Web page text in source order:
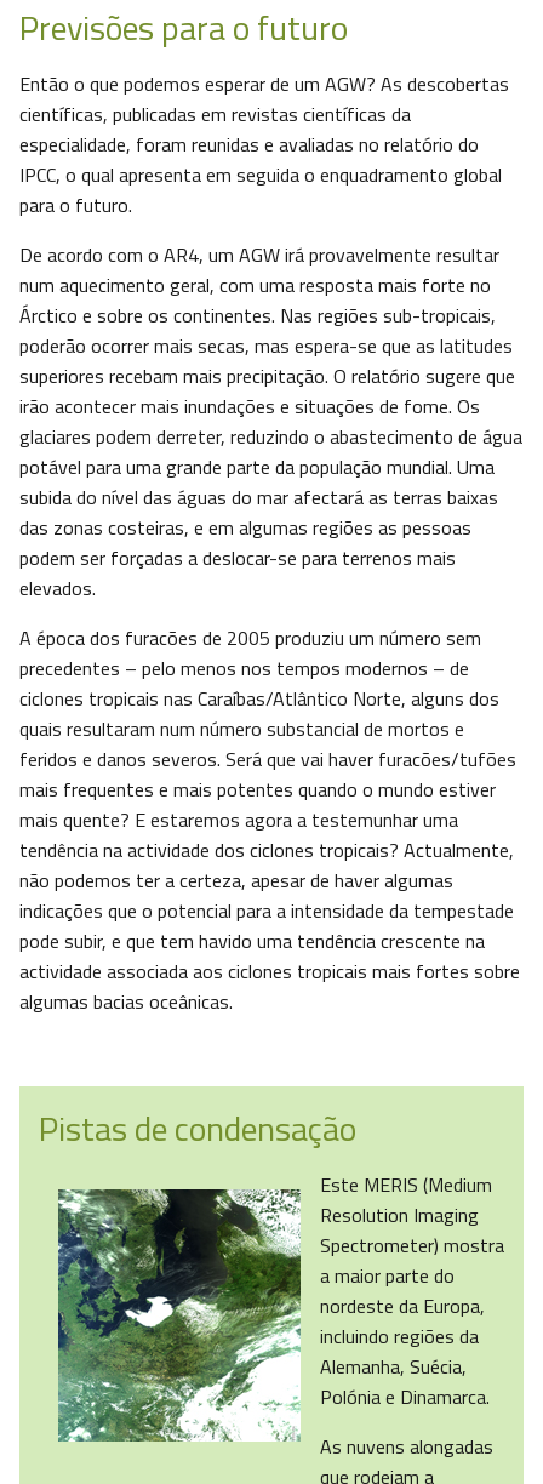
Previsões para o futuro
Então o que podemos esperar de um AGW? As descobertas
científicas, publicadas em revistas científicas da
especialidade, foram reunidas e avaliadas no relatório do
IPCC, o qual apresenta em seguida o enquadramento global
para o futuro.
De acordo com o AR4, um AGW irá provavelmente resultar
num aquecimento geral, com uma resposta mais forte no
Árctico e sobre os continentes. Nas regiões sub-tropicais,
poderão ocorrer mais secas, mas espera-se que as latitudes
superiores recebam mais precipitação. O relatório sugere que
irão acontecer mais inundações e situações de fome. Os
glaciares podem derreter, reduzindo o abastecimento de água
potável para uma grande parte da população mundial. Uma
subida do nível das águas do mar afectará as terras baixas
das zonas costeiras, e em algumas regiões as pessoas
podem ser forçadas a deslocar-se para terrenos mais
elevados.
A época dos furacões de 2005 produziu um número sem
precedentes – pelo menos nos tempos modernos – de
ciclones tropicais nas Caraíbas/Atlântico Norte, alguns dos
quais resultaram num número substancial de mortos e
feridos e danos severos. Será que vai haver furacões/tufões
mais frequentes e mais potentes quando o mundo estiver
mais quente? E estaremos agora a testemunhar uma
tendência na actividade dos ciclones tropicais? Actualmente,
não podemos ter a certeza, apesar de haver algumas
indicações que o potencial para a intensidade da tempestade
pode subir, e que tem havido uma tendência crescente na
actividade associada aos ciclones tropicais mais fortes sobre
algumas bacias oceânicas.
Pistas de condensação
Este MERIS (Medium
Resolution Imaging
Spectrometer) mostra
a maior parte do
nordeste da Europa,
incluindo regiões da
Alemanha, Suécia,
Polónia e Dinamarca.
As nuvens alongadas
que rodeiam a